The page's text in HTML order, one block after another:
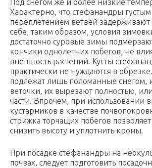
Под снегом же и более низкие
Характерно, что стефанандры густым
переплетением ветвей задерживают
себе, таким образом, условия
достаточно суровые зимы
кончики однолетних побегов, не
внешность растений. Кусты
практически не нуждаются в
подлежат лишь поломанные снегом,
веточки, их вырезают полностью,
части. Впрочем, при использовании
кустарников в качестве
стрижка торчащих побегов
снизить высоту и уплотнить кроны.
При посадке стефанандры на
почвах, следует подготовить